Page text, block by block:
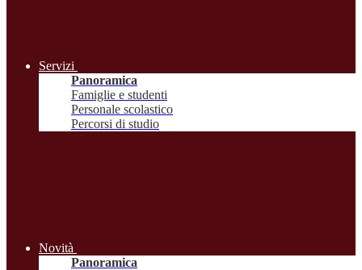
Servizi
Panoramica
Famiglie e studenti
Personale scolastico
Percorsi di studio
Novità
Panoramica